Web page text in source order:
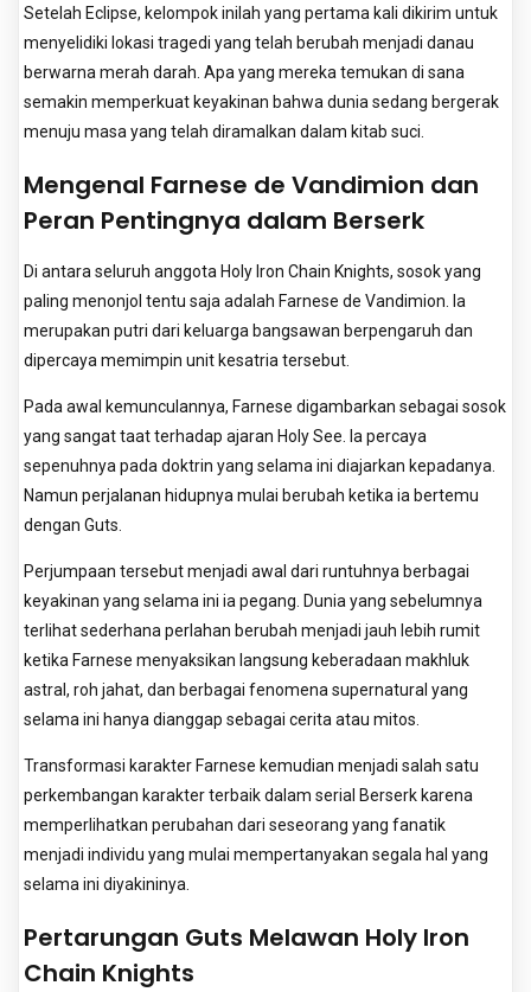
Setelah Eclipse, kelompok inilah yang pertama kali dikirim untuk
menyelidiki lokasi tragedi yang telah berubah menjadi danau
berwarna merah darah. Apa yang mereka temukan di sana
semakin memperkuat keyakinan bahwa dunia sedang bergerak
menuju masa yang telah diramalkan dalam kitab suci.
Mengenal Farnese de Vandimion dan
Peran Pentingnya dalam Berserk
Di antara seluruh anggota Holy Iron Chain Knights, sosok yang
paling menonjol tentu saja adalah Farnese de Vandimion. Ia
merupakan putri dari keluarga bangsawan berpengaruh dan
dipercaya memimpin unit kesatria tersebut.
Pada awal kemunculannya, Farnese digambarkan sebagai sosok
yang sangat taat terhadap ajaran Holy See. Ia percaya
sepenuhnya pada doktrin yang selama ini diajarkan kepadanya.
Namun perjalanan hidupnya mulai berubah ketika ia bertemu
dengan Guts.
Perjumpaan tersebut menjadi awal dari runtuhnya berbagai
keyakinan yang selama ini ia pegang. Dunia yang sebelumnya
terlihat sederhana perlahan berubah menjadi jauh lebih rumit
ketika Farnese menyaksikan langsung keberadaan makhluk
astral, roh jahat, dan berbagai fenomena supernatural yang
selama ini hanya dianggap sebagai cerita atau mitos.
Transformasi karakter Farnese kemudian menjadi salah satu
perkembangan karakter terbaik dalam serial Berserk karena
memperlihatkan perubahan dari seseorang yang fanatik
menjadi individu yang mulai mempertanyakan segala hal yang
selama ini diyakininya.
Pertarungan Guts Melawan Holy Iron
Chain Knights